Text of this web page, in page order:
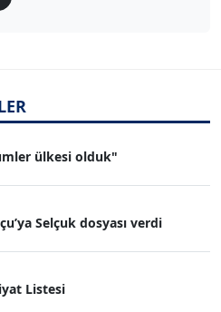
ülkesi olduk"
Selçuk dosyası verdi
Listesi